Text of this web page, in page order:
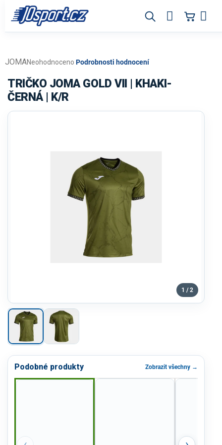
obsah
Průměrné
produktu
je
0,0
Neohodnoceno Podrobnosti hodnocení
JOMA
TRIČKO JOMA GOLD VII | KHAKI-
ČERNÁ | K/R
1 / 2
Podobné produkty Zobrazit všechny →